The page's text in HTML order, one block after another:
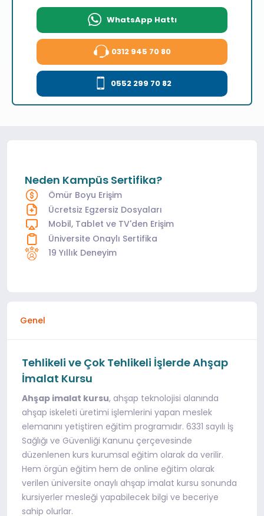
WhatsApp Hattı
0312 945 70 80
0552 299 70 82
Neden Kampüs Sertifika?
Ömür Boyu Erişim
Ücretsiz Egzersiz Dosyaları
Mobil, Tablet ve TV'den Erişim
Üniversite Onaylı Sertifika
19 Yıllık Deneyim
Genel
Tehlikeli ve Çok Tehlikeli İşlerde Ahşap
İmalat Kursu
Ahşap imalat kursu, ahşap teknolojisi alanında
ahşap iskeleti üretimi işlemlerini yapan meslek
elemanını yetiştiren eğitim programıdır. 6331 sayılı İş
Sağlığı ve Güvenliği Kanunu çerçevesinde
düzenlenen kurs kurumsal eğitim olarak da verilir.
Hem örgün eğitim hem de online eğitim olarak
verilen üniversite onaylı ahşap imalat kursu sonunda
kursiyerler mesleği yapabilecek bilgi ve beceriye
sahip olurlar.